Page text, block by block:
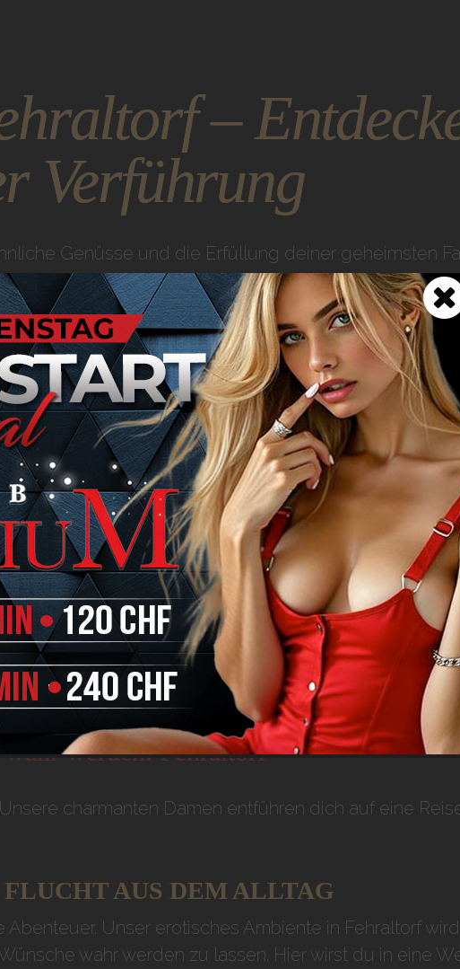
–
Verführung
Genüsse und die Erfüllung deiner geheimsten
–Wo Erotik
wird
Räumlichkeiten und bezaubernden Damen
für sinnliche Erlebnisse.
ENTSPANNUNG PUR
Entspannung pur. Eine Welt des Genusses, die alle
wahr werden:Fehraltorf
charmanten Damen entführen dich auf eine
AUS DEM ALLTAG
Unser erotisches Ambiente in Fehraltorf
wahr werden zu lassen. Hier wirst du in eine